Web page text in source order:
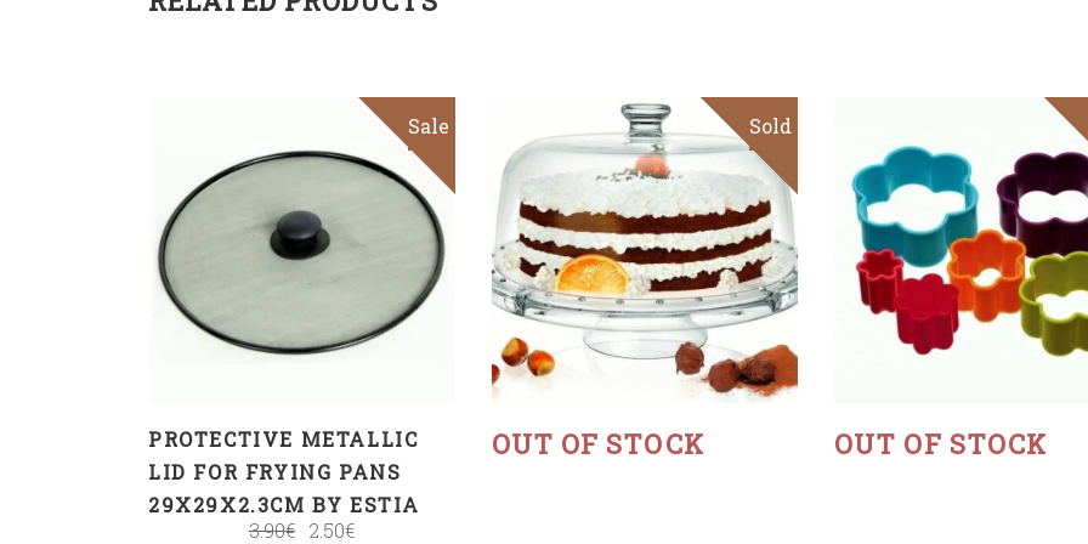
Sale
ADD TO CART
PROTECTIVE METALLIC
LID FOR FRYING PANS
29X29X2.3CM BY ESTIA
3.90€ 2.50€
Sale
OUT OF STOCK
Sold
Read more
OUT OF STOCK
Read more